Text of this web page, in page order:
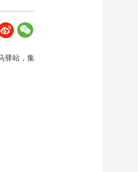
驿站，集